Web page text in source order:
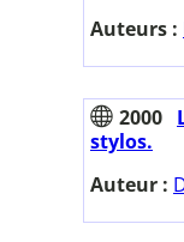
Auteurs :
2000
stylos.
Auteur :